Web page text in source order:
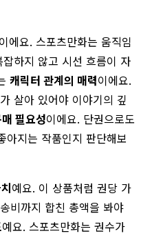
이에요. 스포츠만화는 움직임
하지 않고 시선 흐름이 자
캐릭터 관계의 매력이에요.
살아 있어야 이야기의 깊
필요성이에요. 단권으로도
아지는 작품인지 판단해보
예요. 이 상품처럼 권당 가
비까지 합친 총액을 봐야
예요. 스포츠만화는 권수가